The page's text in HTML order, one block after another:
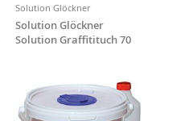
Solution Glöckner
Solution Glöckner
Solution Graffitituch 70